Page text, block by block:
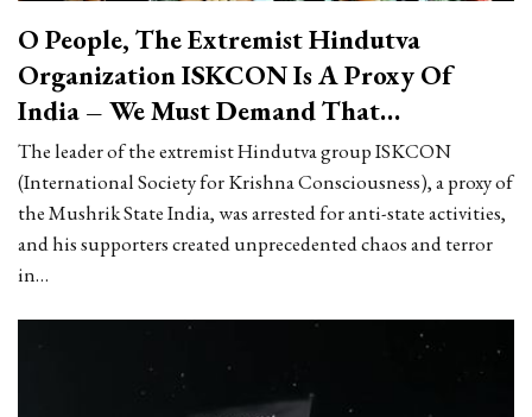
O People, The Extremist Hindutva
Organization ISKCON Is A Proxy Of
India – We Must Demand That…
The leader of the extremist Hindutva group ISKCON
(International Society for Krishna Consciousness), a proxy of
the Mushrik State India, was arrested for anti-state activities,
and his supporters created unprecedented chaos and terror
in…